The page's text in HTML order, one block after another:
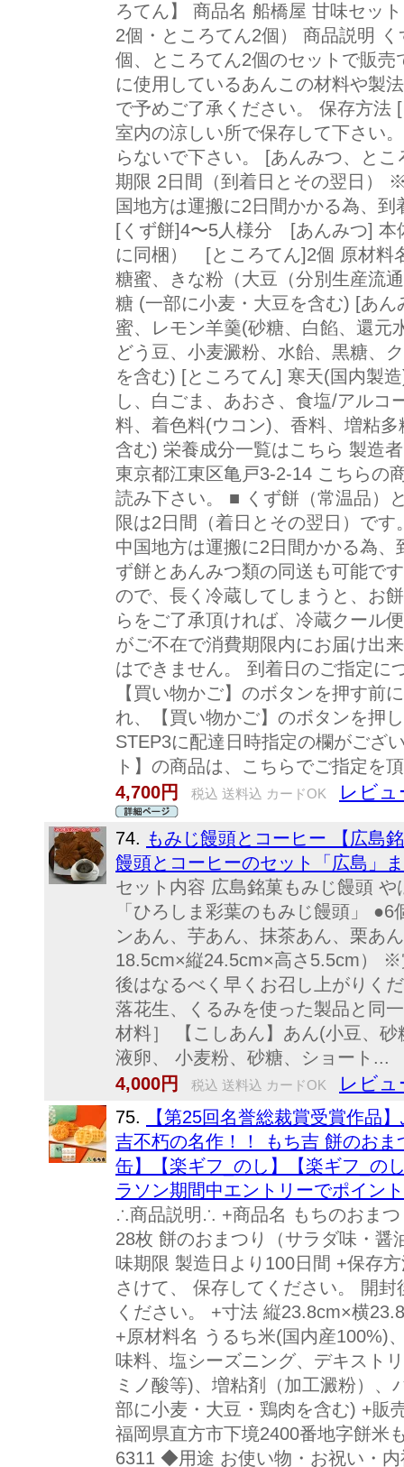
ろてん】 商品名 船橋屋 甘味セッ
2個・ところてん2個） 商品説明
個、ところてん2個のセットで販
に使用しているあんこの材料や製
で予めご了承ください。 保存方法
室内の涼しい所で保存して下さい
らないで下さい。 [あんみつ、と
期限 2日間（到着日とその翌日）
国地方は運搬に2日間かかる為、
[くず餅]4〜5人様分 [あんみつ]
に同梱） [ところてん]2個 原材料
糖蜜、きな粉（大豆（分別生産流
糖 (一部に小麦・大豆を含む) [あ
蜜、レモン羊羹(砂糖、白餡、還元
どう豆、小麦澱粉、水飴、黒糖、
を含む) [ところてん] 寒天(国内製
し、白ごま、あおさ、食塩/アルコ
料、着色料(ウコン)、香料、増粘
含む) 栄養成分一覧はこちら 製造
東京都江東区亀戸3-2-14 こちらの
読み下さい。 ■ くず餅（常温品）
限は2日間（着日とその翌日）で
中国地方は運搬に2日間かかる為
ず餅とあんみつ類の同送も可能で
ので、長く冷蔵してしまうと、お
らをご了承頂ければ、冷蔵クール
がご不在で消費期限内にお届け出
はできません。 到着日のご指定に
【買い物かご】のボタンを押す前
れ、【買い物かご】のボタンを押
STEP3に配達日時指定の欄がござ
ト】の商品は、こちらでご指定を
4,700円
税込 送料込 カードOK レビュ
74. もみじ饅頭とコーヒー 【広島
饅頭とコーヒーのセット「広島」
セット内容 広島銘菓もみじ饅頭
「ひろしま彩葉のもみじ饅頭」
ンあん、芋あん、抹茶あん、栗あ
18.5cm×縦24.5cm×高さ5.5cm）
後はなるべく早くお召し上がりく
落花生、くるみを使った製品と同
材料］ 【こしあん】あん(小豆、
液卵、 小麦粉、砂糖、ショート...
4,000円
税込 送料込 カードOK レビュ
75.
【第25回名誉総裁賞受賞作品
吉不朽の名作！！ もち吉 餅のお
缶】【楽ギフ_のし】【楽ギフ_の
ラソン期間中エントリーでポイン
∴商品説明∴ +商品名 もちのおま
28枚 餅のおまつり（サラダ味・
味期限 製造日より100日間 +保存
さけて、 保存してください。 開
ください。 +寸法 縦23.8cm×横
+原材料名 うるち米(国内産100%)
味料、塩シーズニング、デキスト
ミノ酸等)、増粘剤（加工澱粉）
部に小麦・大豆・鶏肉を含む) +販
福岡県直方市下境2400番地字餅米
6311 ◆用途 お使い物・お祝い・